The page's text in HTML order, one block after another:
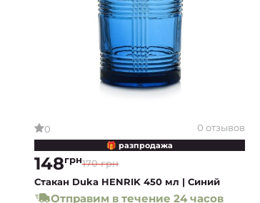
0 0 отзывов
🎁 разпродажа
170 грн
148грн
Стакан Duka HENRIK 450 мл | Синий
Отправим в течение 24 часов